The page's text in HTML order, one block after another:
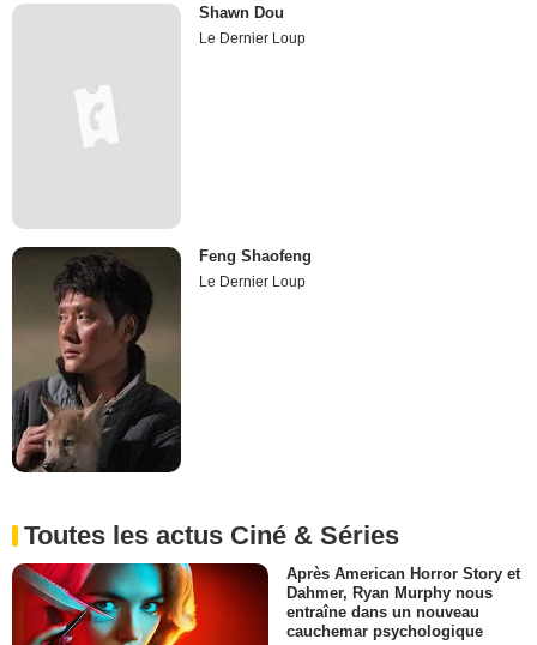
Shawn Dou
Le Dernier Loup
Feng Shaofeng
Le Dernier Loup
Toutes les actus Ciné & Séries
Après American Horror Story et
Dahmer, Ryan Murphy nous
entraîne dans un nouveau
cauchemar psychologique